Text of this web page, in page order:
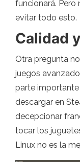
funcionará.
evitar todo esto.
Calidad
Otra pregunta
juegos
parte
descargar en
decepcionar
tocar los
Linux no es la